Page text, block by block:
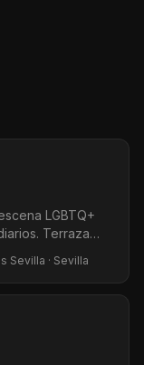
LGBTQ+
Terraza
Sevilla · Sevilla